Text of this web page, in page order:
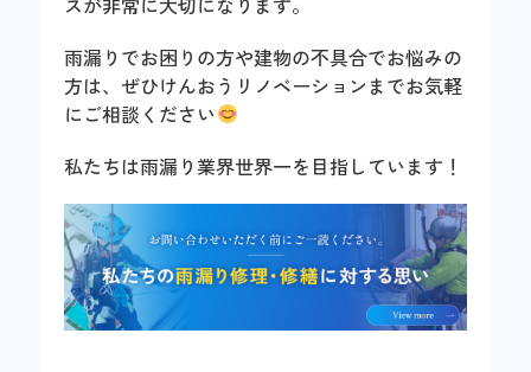
雨漏りでお困りの方や建物の不具合でお悩みの
方は、ぜひけんおうリノベーションまでお気軽
にご相談ください
私たちは雨漏り業界世界一を目指しています！